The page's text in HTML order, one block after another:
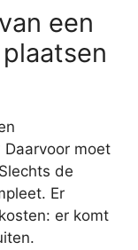
een
moet
de
Er
er komt